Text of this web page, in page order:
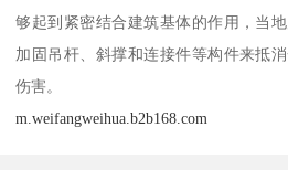
够起到紧密结合建筑基体的作用，当
加固吊杆、斜撑和连接件等构件来抵
伤害。
m.weifangweihua.b2b168.com